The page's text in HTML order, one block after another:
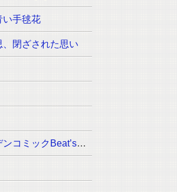
い手毬花
閉ざされた思い
マッグガーデンコミックBeat’sシリーズ